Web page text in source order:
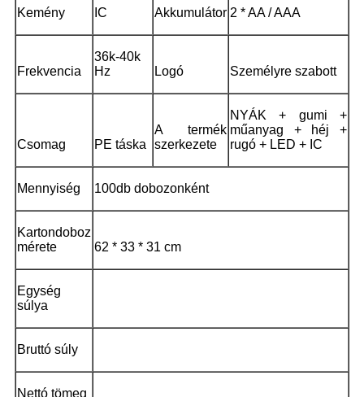
Kemény IC Akkumulátor 2 * AA / AAA
Frekvencia
36k-40k
Hz
Logó Személyre szabott
Csomag PE táska
A termék
szerkezete
NYÁK + gumi +
műanyag + héj +
rugó + LED + IC
Mennyiség 100db dobozonként
Kartondoboz
mérete
62 * 33 * 31 cm
Egység
súlya
Bruttó súly
Nettó tömeg